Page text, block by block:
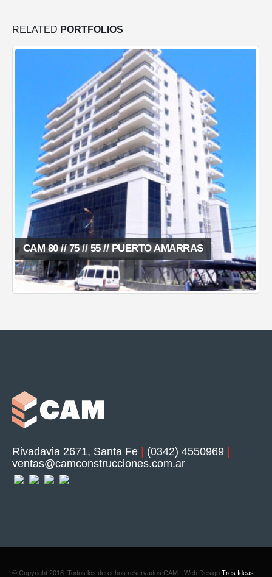
RELATED PORTFOLIOS
CAM 80 // 75 // 55 // PUERTO AMARRAS
Rivadavia 2671, Santa Fe | (0342) 4550969 |
ventas@camconstrucciones.com.ar
© Copyright 2018. Todos los derechos reservados CAM - Web Design Tres Ideas